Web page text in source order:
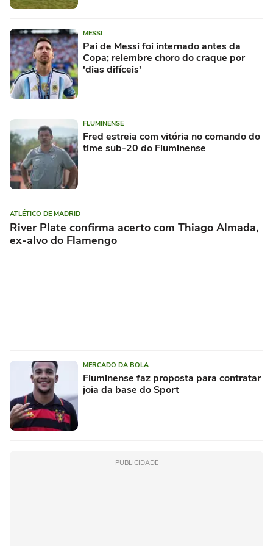
MESSI
Pai de Messi foi internado antes da
Copa; relembre choro do craque por
'dias difíceis'
FLUMINENSE
Fred estreia com vitória no comando do
time sub-20 do Fluminense
ATLÉTICO DE MADRID
River Plate confirma acerto com Thiago Almada,
ex-alvo do Flamengo
MERCADO DA BOLA
Fluminense faz proposta para contratar
joia da base do Sport
PUBLICIDADE